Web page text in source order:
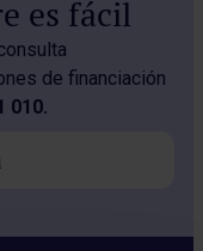
es fácil
de financiación
010.